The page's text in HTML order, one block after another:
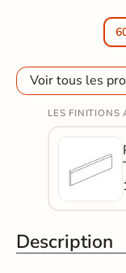
Voir tous les
LES FINITIONS
Description